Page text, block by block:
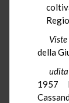
Viste
della
udita
1957